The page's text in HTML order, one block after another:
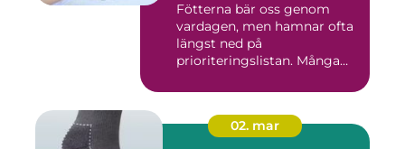
Fötterna bär oss genom
vardagen, men hamnar ofta
längst ned på
prioriteringslistan. Många
02. mar